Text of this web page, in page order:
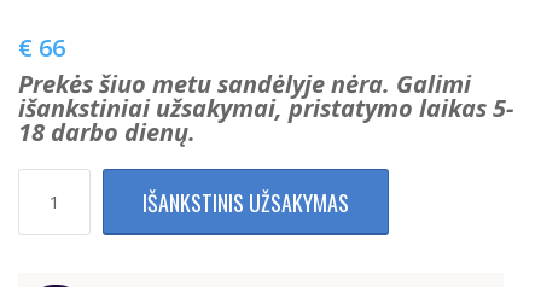
€ 66
Prekės šiuo metu sandėlyje nėra. Galimi
išankstiniai užsakymai, pristatymo laikas 5-
18 darbo dienų.
kiekis:
IŠANKSTINIS UŽSAKYMAS